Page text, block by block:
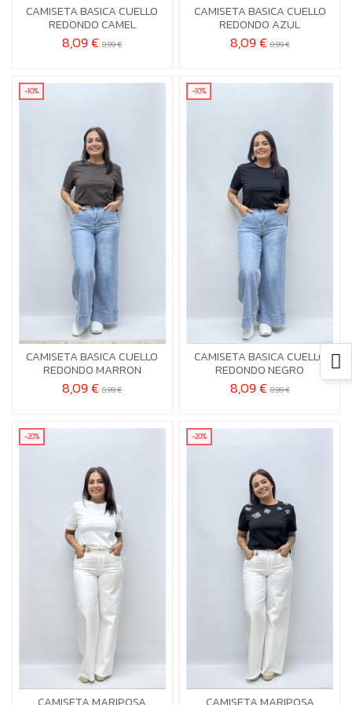
CAMISETA BASICA CUELLO
REDONDO CAMEL
8,09 €8,99 €
 Añadir al carrito CAMISETA BASICA CUELLO
REDONDO AZUL
8,09 €8,99 €
 Añadir al carrito
-10%
CAMISETA BASICA CUELLO
REDONDO MARRON
8,09 €8,99 €
L-XL
 Añadir al carrito
-10%
CAMISETA BASICA CUELLO
REDONDO NEGRO
8,09 €8,99 €
S-M L-XL
 Añadir al carrito
-20%
M-L
-20%
XL-2X